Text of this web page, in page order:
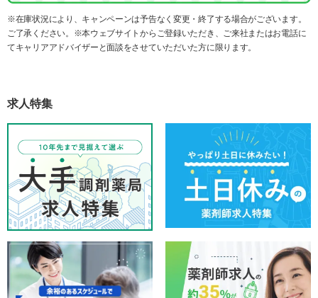
※在庫状況により、キャンペーンは予告なく変更・終了する場合がございます。
ご了承ください。※本ウェブサイトからご登録いただき、ご来社またはお電話に
てキャリアアドバイザーと面談をさせていただいた方に限ります。
求人特集